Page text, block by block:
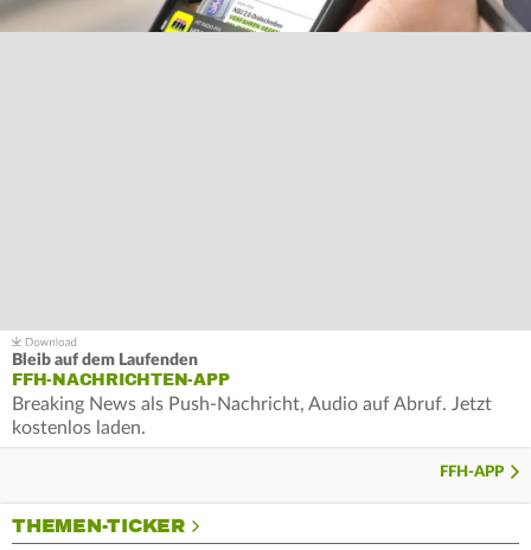
Bleib auf dem Laufenden
FFH-NACHRICHTEN-APP
Breaking News als Push-Nachricht, Audio auf Abruf. Jetzt
kostenlos laden.
FFH-APP
THEMEN-TICKER